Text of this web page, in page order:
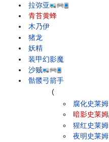
拉弥亚
青苔黄蜂
木乃伊
猪龙
妖精
装甲幻影魔
沙贼
骷髅弓箭手
(
腐化史莱姆
暗影史莱姆
猩红史莱姆
夜明史莱姆